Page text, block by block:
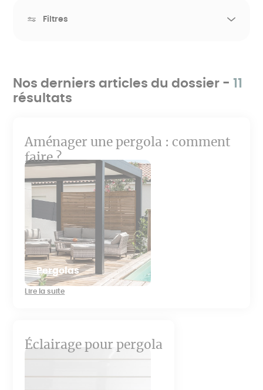
Filtres
Nos derniers articles du dossier - 11
résultats
Aménager une pergola : comment
faire ?
Pergolas
Lire la suite
Éclairage pour pergola